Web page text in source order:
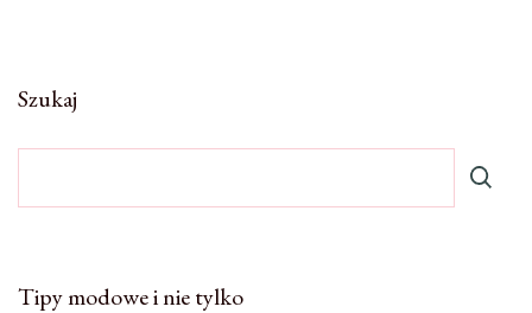
Szukaj
Tipy modowe i nie tylko